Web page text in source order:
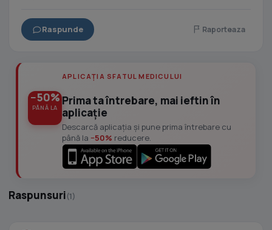
Raspunde Raporteaza
−50%
PÂNĂ LA
APLICAȚIA SFATUL MEDICULUI
Prima ta întrebare, mai ieftin în
aplicație
Descarcă aplicația și pune prima întrebare cu
până la −50% reducere.
Raspunsuri(1)